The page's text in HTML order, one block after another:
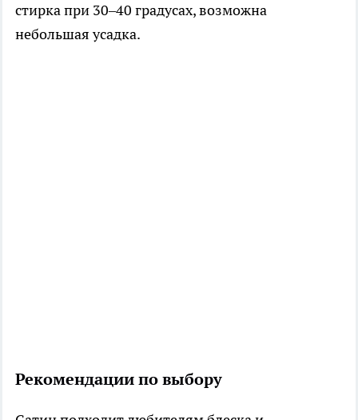
стирка при 30–40 градусах, возможна
небольшая усадка.
Рекомендации по выбору